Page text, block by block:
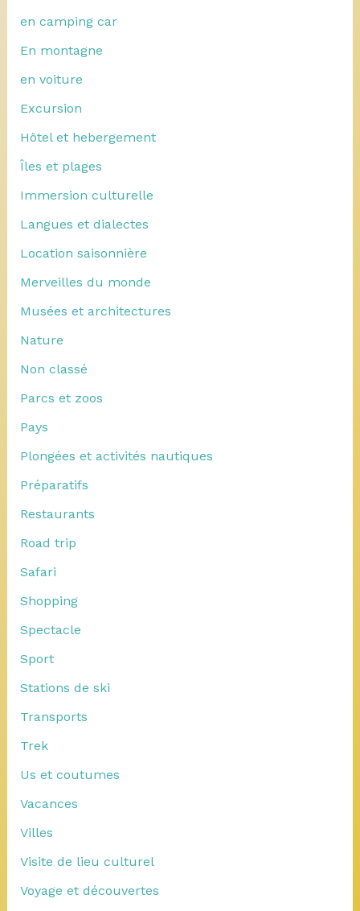
en camping car
En montagne
en voiture
Excursion
Hôtel et hebergement
Îles et plages
Immersion culturelle
Langues et dialectes
Location saisonnière
Merveilles du monde
Musées et architectures
Nature
Non classé
Parcs et zoos
Pays
Plongées et activités nautiques
Préparatifs
Restaurants
Road trip
Safari
Shopping
Spectacle
Sport
Stations de ski
Transports
Trek
Us et coutumes
Vacances
Villes
Visite de lieu culturel
Voyage et découvertes